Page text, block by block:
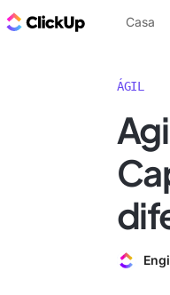
ClickUp
Casa
ÁGIL